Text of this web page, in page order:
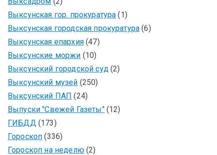
Выксунская гор. прокуратура (1)
Выксунская городская прокуратура (6)
Выксунская епархия(47)
Выксунские моржи (10)
Выксунский городской суд (2)
Выксунский музей (250)
Выксунский ПАП (24)
Выпуски "Свежей Газеты"(12)
ГИБДД (173)
Гороскоп (336)
Гороскоп на неделю(2)